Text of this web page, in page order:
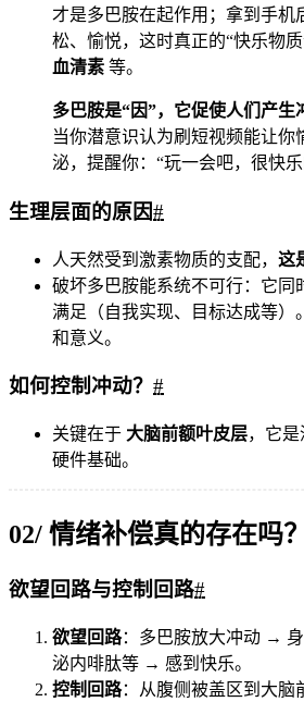
才是多巴胺在起作用；拿到手机
松、愉悦，这时真正的“快乐物质
血清素 等。
多巴胺是“因”，它促使人们产生
当你潜意识认为刷短视频能让你
泌，提醒你：“玩一会吧，很快
生理层面的原因#
人天然受到激素物质的支配， 这
破坏多巴胺能系统不可行：它同
满足（自我实现、目标达成等）
和意义。
如何控制冲动？ #
关键在于 大脑前额叶皮层，它
硬件基础。
02/ 情绪补偿真的存在吗？
欲望回路与控制回路#
欲望回路：多巴胺放大冲动 →
泌内啡肽等 → 感到快乐。
控制回路：从腹侧被盖区到大脑